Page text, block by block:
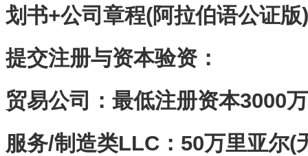
划书+公司章程(阿拉伯语公证
提交注册与资本验资‌：
贸易公司：最低注册资本3000
服务/制造类LLC：50万里亚尔(